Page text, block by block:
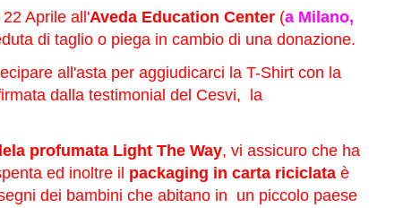
Aprile all'Aveda Education Center(a Milano,
di taglio o piega in cambio di una donazione.
all'asta per aggiudicarci la T-Shirt con la
dalla testimonial del Cesvi, la
profumata Light The Way, vi assicuro che ha
ed inoltre il packaging in carta riciclataè
dei bambini che abitano in un piccolo paese